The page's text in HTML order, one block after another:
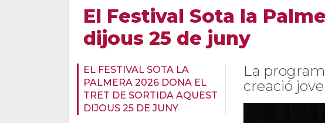
El Festival Sota la
dijous 25 de juny
EL FESTIVAL SOTA LA
PALMERA 2026 DONA EL
TRET DE SORTIDA AQUEST
DIJOUS 25 DE JUNY
La
creació jove